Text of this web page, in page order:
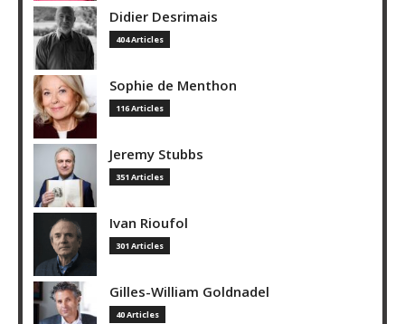
Didier Desrimais
404 Articles
Sophie de Menthon
116 Articles
Jeremy Stubbs
351 Articles
Ivan Rioufol
301 Articles
Gilles-William Goldnadel
40 Articles